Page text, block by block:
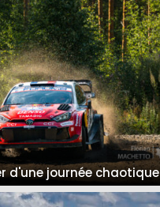
d'une journée chaotique